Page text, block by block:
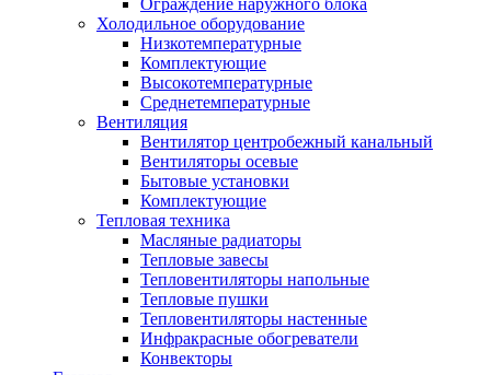
Ограждение наружного блока
Холодильное оборудование
Низкотемпературные
Комплектующие
Высокотемпературные
Среднетемпературные
Вентиляция
Вентилятор центробежный канальный
Вентиляторы осевые
Бытовые установки
Комплектующие
Тепловая техника
Масляные радиаторы
Тепловые завесы
Тепловентиляторы напольные
Тепловые пушки
Тепловентиляторы настенные
Инфракрасные обогреватели
Конвекторы